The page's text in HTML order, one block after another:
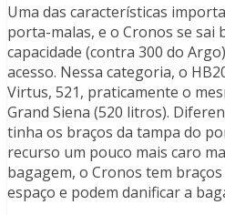
Uma das características
porta-malas, e o Cronos se sai
capacidade (contra 300 do
acesso. Nessa categoria, o
Virtus, 521, praticamente o
Grand Siena (520 litros).
tinha os braços da tampa do
recurso um pouco mais caro
bagagem, o Cronos tem
espaço e podem danificar a